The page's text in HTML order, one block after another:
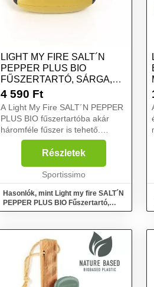
LIGHT MY FIRE SALT´N
PEPPER PLUS BIO
FŰSZERTARTÓ, SÁRGA,
MÉRET
4 590 Ft
A Light My Fire SALT´N PEPPER
PLUS BIO fűszertartóba akár
háromféle fűszer is tehető.
Vízálló, légmentes és ütésálló.
Cukornád alapú bioműanyagból
készült, amely farosttal van
Részletek
Sportissimo
Hasonlók, mint Light my fire SALT´N
PEPPER PLUS BIO Fűszertartó,
sárga, méret